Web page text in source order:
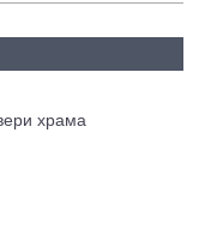
храма